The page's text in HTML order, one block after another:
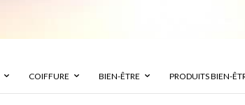
COIFFURE BIEN-ÊTRE PRODUITS BIEN-